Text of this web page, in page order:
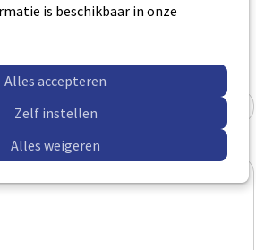
is beschikbaar in onze
Alles accepteren
Zelf instellen
Alles weigeren
*